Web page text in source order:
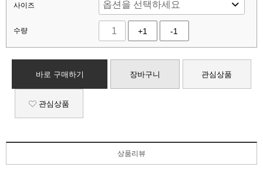
사이즈
수량 +1 -1
바로 구매하기 장바구니 관심상품
관심상품
상품리뷰